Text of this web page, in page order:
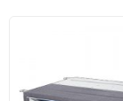
устройства
наслаждаться